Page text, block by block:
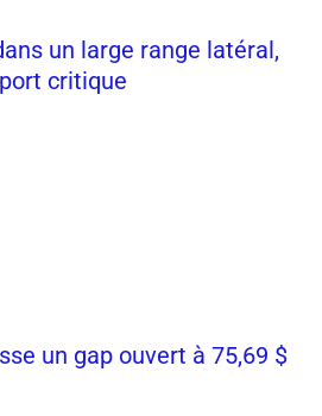
un large range latéral,
critique
un gap ouvert à 75,69 $